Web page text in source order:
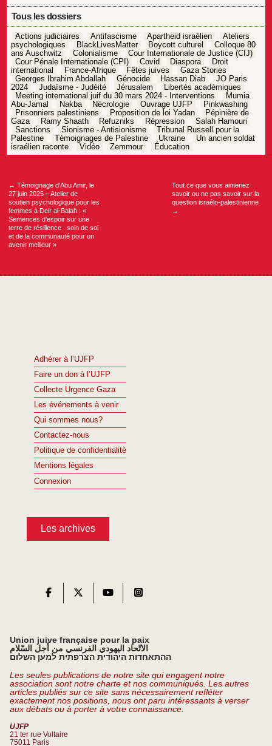
Tous les dossiers
Actions judiciaires Antifascisme Apartheid israélien
Ateliers
psychologiques
BlackLivesMatter Boycott culturel
Colloque 80
ans Auschwitz
Colonialisme
Cour Internationale de Justice (CIJ)
Cour Pénale Internationale (CPI)
Covid Diaspora
Droit
international
France-Afrique Fêtes juives
Gaza Stories
Georges Ibrahim Abdallah
Génocide Hassan Diab
JO Paris
2024
Judaïsme - Judéité Jérusalem
Libertés académiques
Meeting international juif du 30 mars 2024 - Interventions
Mumia
Abu-Jamal
Nakba Nécrologie Ouvrage UJFP
Pinkwashing
Prisonniers palestiniens
Proposition de loi Yadan
Pépinière de
Gaza
Ramy Shaath Refuzniks Répression
Salah Hamouri
Sanctions
Sionisme - Antisionisme
Tribunal Russell pour la
Palestine
Témoignages de Palestine Ukraine
Un ancien soldat
israélien raconte
Vidéo Zemmour Éducation
Navigation
← Témoignage d’Abu Amir, le
27 juin 2025 – Atelier de
soutien psychologique pour les
femmes à Deir al-Balah : «
Semences d’espoir sur une
terre de résilience : soin de soi
et de la communauté pour un
avenir meilleur »
Tout ce que vous aimeriez
savoir ou ne pas savoir sur la
question israélo-palestinienne
→
Adhérer à l’UJFP
Faire un don à l’UJFP
Collecte Urgence Gaza
Les événements à venir
Qui sommes nous?
Contactez-nous
Politique de confidentialité
Mentions légales
Connexion
Les archives
Union juive française pour la paix
الاتّحاد اليهودي الفرنسي من أجل السّلام
ההתאחדות היהודית הצרפתית למען השלום
Les seules publications de notre site qui engagent notre
association sont notre charte et nos communiqués. Les autres
articles publiés sur ce site sans nécessairement refléter
exactement nos positions, nous ont paru intéressants à verser
aux débats ou à porter à votre connaissance.
UJFP
21 ter rue Voltaire
75011 Paris